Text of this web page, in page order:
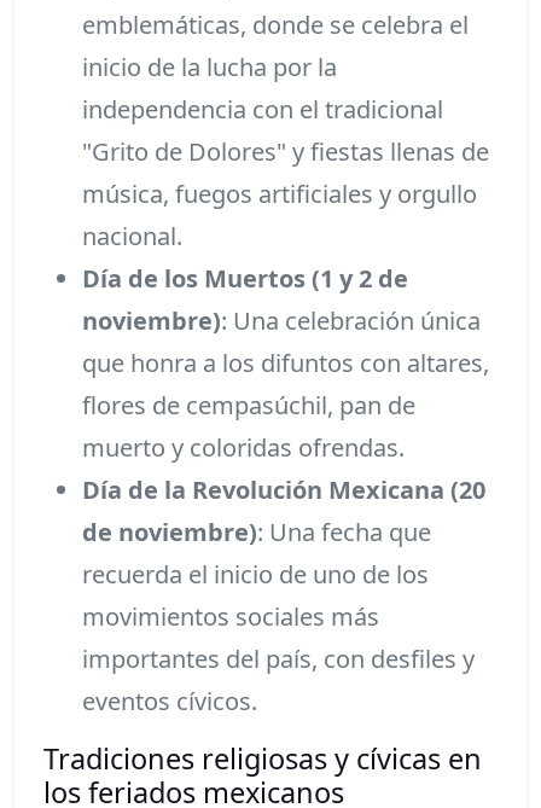
emblemáticas, donde se celebra el
inicio de la lucha por la
independencia con el tradicional
"Grito de Dolores" y fiestas llenas de
música, fuegos artificiales y orgullo
nacional.
Día de los Muertos (1 y 2 de
noviembre): Una celebración única
que honra a los difuntos con altares,
flores de cempasúchil, pan de
muerto y coloridas ofrendas.
Día de la Revolución Mexicana (20
de noviembre): Una fecha que
recuerda el inicio de uno de los
movimientos sociales más
importantes del país, con desfiles y
eventos cívicos.
Tradiciones religiosas y cívicas en
los feriados mexicanos